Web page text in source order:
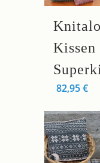
Kissen
82,95€